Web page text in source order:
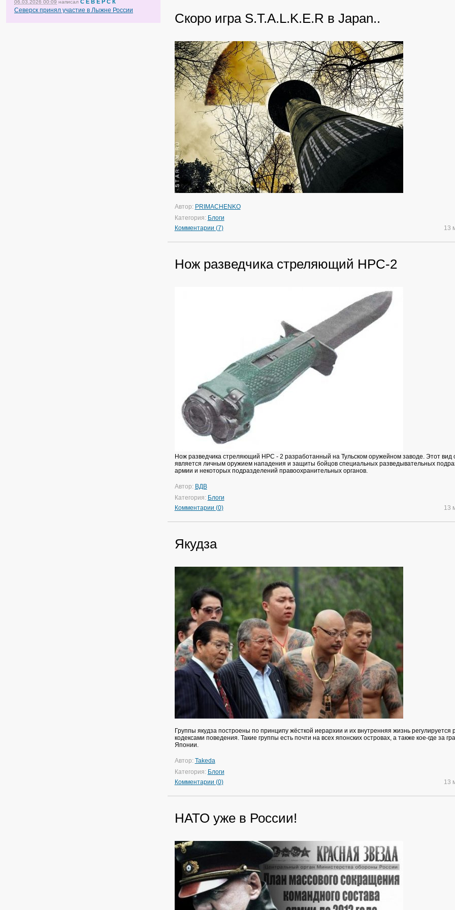
06.03.2026 00:09 написал С Е В Е Р С К
Северск принял участие в Лыжне России
Скоро игра S.T.A.L.K.E.R в Japan..
Автор: PRIMACHENKO
Категория: Блоги
Комментарии (7)
13
Нож разведчика стреляющий НРС-2
Нож разведчика стреляющий НРС - 2 разработанный на Тульском оружейном заводе. Этот вид
является личным оружием нападения и защиты бойцов специальных разведывательных
армии и некоторых подразделений правоохранительных органов.
Автор: ВДВ
Категория: Блоги
Комментарии (0)
13
Якудза
Группы якудза построены по принципу жёсткой иерархии и их внутренняя жизнь регулируется
кодексами поведения. Такие группы есть почти на всех японских островах, а также кое-где за
Японии.
Автор: Takeda
Категория: Блоги
Комментарии (0)
13
НАТО уже в России!